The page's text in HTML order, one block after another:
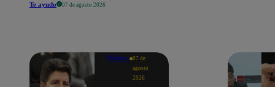
Te ayudo 07 de agosto 2026
Política 07 de
agosto
2026